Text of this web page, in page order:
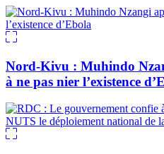
Nord-Kivu : Muhindo
à ne pas nier l’existence